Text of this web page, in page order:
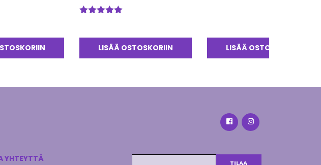
5.00/ 5
LISÄÄ OSTOSKORIIN LISÄÄ OSTOSKORIIN
YHTEYTTÄ